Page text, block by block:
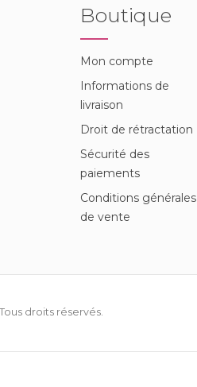
Boutique
Mon compte
Informations de
livraison
Droit de rétractation
Sécurité des
paiements
Conditions générales
de vente
droits réservés.